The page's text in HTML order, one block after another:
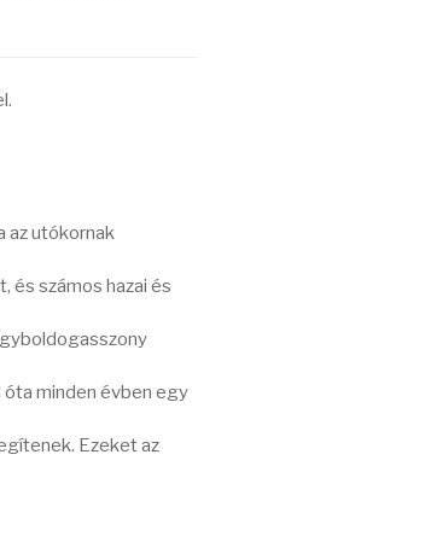
az utókornak
és számos hazai és
minden évben egy
Ezeket az